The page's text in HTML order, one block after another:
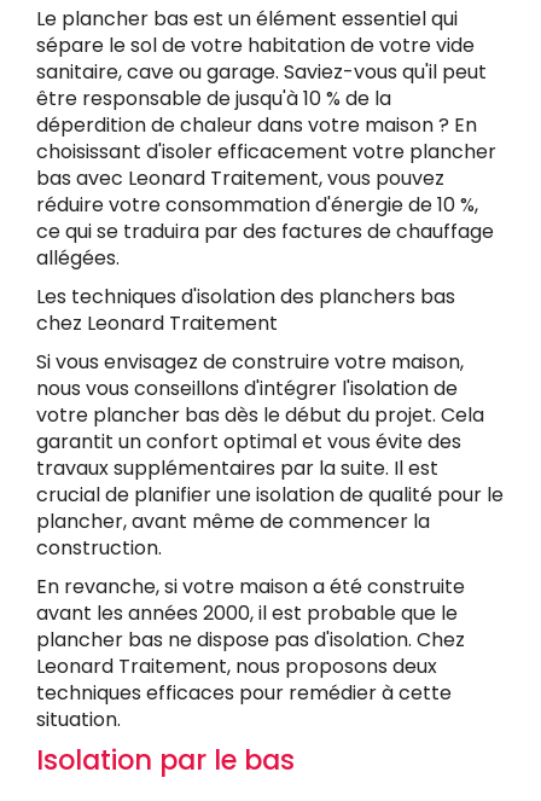
Le plancher bas est un élément essentiel qui
sépare le sol de votre habitation de votre vide
sanitaire, cave ou garage. Saviez-vous qu'il peut
être responsable de jusqu'à 10 % de la
déperdition de chaleur dans votre maison ? En
choisissant d'isoler efficacement votre plancher
bas avec Leonard Traitement, vous pouvez
réduire votre consommation d'énergie de 10 %,
ce qui se traduira par des factures de chauffage
allégées.
Les techniques d'isolation des planchers bas
chez Leonard Traitement
Si vous envisagez de construire votre maison,
nous vous conseillons d'intégrer l'isolation de
votre plancher bas dès le début du projet. Cela
garantit un confort optimal et vous évite des
travaux supplémentaires par la suite. Il est
crucial de planifier une isolation de qualité pour le
plancher, avant même de commencer la
construction.
En revanche, si votre maison a été construite
avant les années 2000, il est probable que le
plancher bas ne dispose pas d'isolation. Chez
Leonard Traitement, nous proposons deux
techniques efficaces pour remédier à cette
situation.
Isolation par le bas